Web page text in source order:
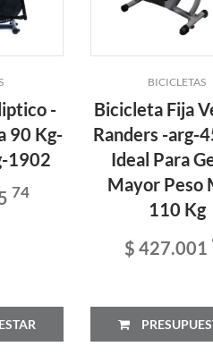
-
90 Kg-
1902
74
BICICLETAS
Bicicleta Fija
Randers -arg-
Ideal Para
Mayor Peso
110 Kg
$ 427.001